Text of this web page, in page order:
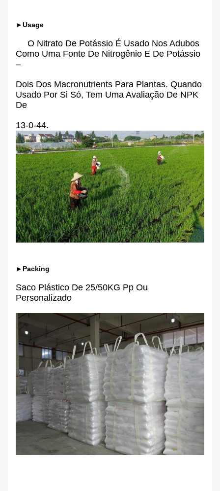
►Usage
O Nitrato De Potássio É Usado Nos Adubos
Como Uma Fonte De Nitrogênio E De Potássio
–
Dois Dos Macronutrients Para Plantas. Quando
Usado Por Si Só, Tem Uma Avaliação De NPK
De
13-0-44.
►Packing
Saco Plástico De 25/50KG Pp Ou
Personalizado